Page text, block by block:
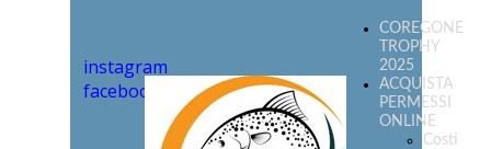
instagram
facebook
COREGONE
TROPHY
2025
ACQUISTA
PERMESSI
ONLINE
Costi